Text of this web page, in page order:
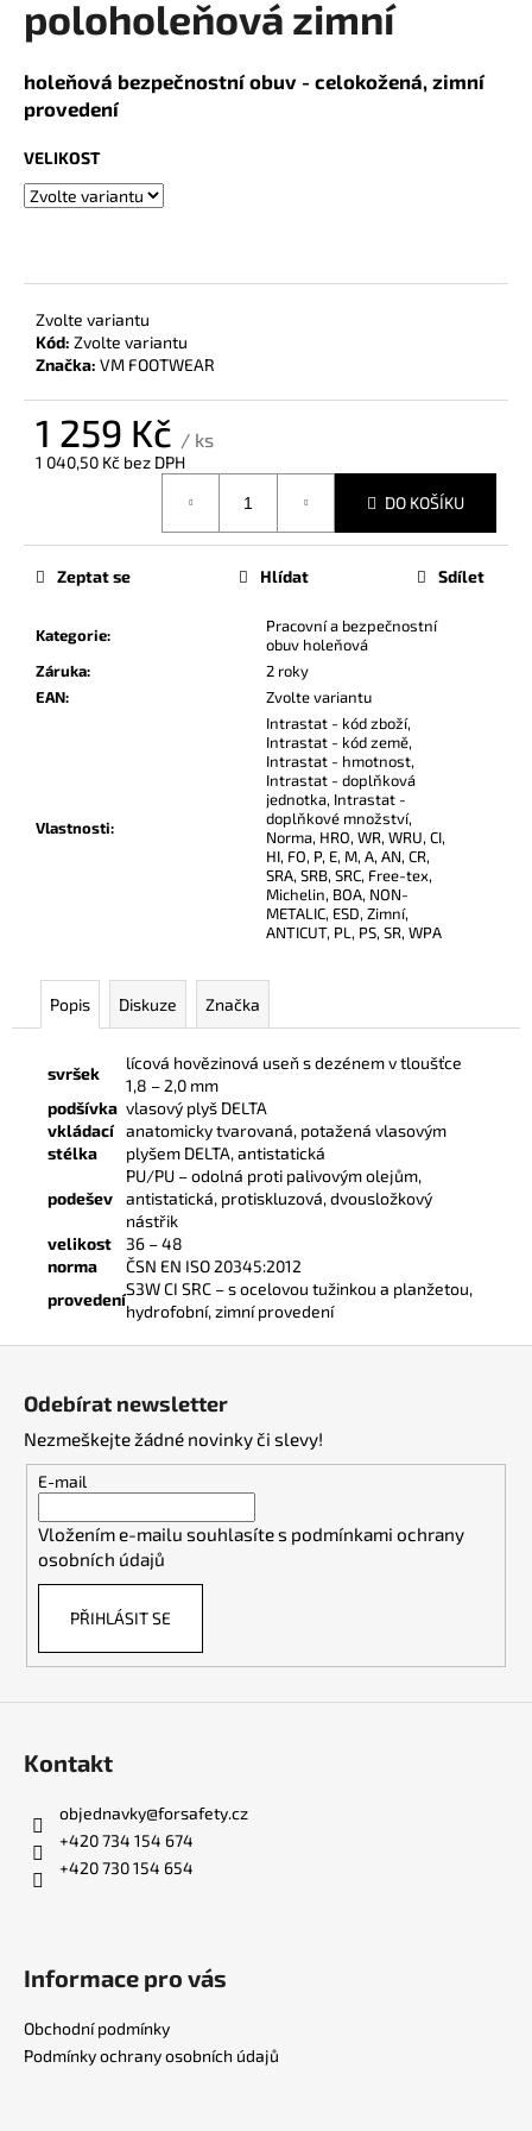
poloholeňová zimní
holeňová bezpečnostní obuv - celokožená, zimní
provedení
VELIKOST
Zvolte variantu
Kód: Zvolte variantu
Značka: VM FOOTWEAR
1 259 Kč / ks
1 040,50 Kč bez DPH
DO KOŠÍKU
Kategorie:
Pracovní a bezpečnostní
obuv holeňová
Záruka:
2 roky
EAN: Zvolte variantu
Vlastnosti:
Intrastat - kód zboží,
Intrastat - kód země,
Intrastat - hmotnost,
Intrastat - doplňková
jednotka, Intrastat -
doplňkové množství,
Norma, HRO, WR, WRU, CI,
HI, FO, P, E, M, A, AN, CR,
SRA, SRB, SRC, Free-tex,
Michelin, BOA, NON-
METALIC, ESD, Zimní,
ANTICUT, PL, PS, SR, WPA
Zeptat se Hlídat Sdílet
Popis Diskuze Značka
svršek
lícová hovězinová useň s dezénem v tloušťce
1,8 – 2,0 mm
podšívka vlasový plyš DELTA
vkládací
stélka
anatomicky tvarovaná, potažená vlasovým
plyšem DELTA, antistatická
podešev
PU/PU – odolná proti palivovým olejům,
antistatická, protiskluzová, dvousložkový
nástřik
velikost
36 – 48
norma
ČSN EN ISO 20345:2012
provedení
S3W CI SRC – s ocelovou tužinkou a planžetou,
hydrofobní, zimní provedení
a
í
t
?
o
p
o
č
u
m
e
Odebírat newsletter
Nezmeškejte žádné novinky či slevy!
E-mail
Vložením e-mailu souhlasíte s podmínkami ochrany
osobních údajů
PŘIHLÁSIT SE
Kontakt
objednavky@forsafety.cz
+420 734 154 674
+420 730 154 654
Informace pro vás
Obchodní podmínky
Podmínky ochrany osobních údajů